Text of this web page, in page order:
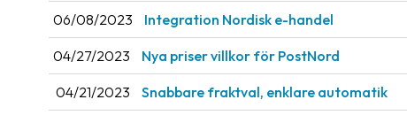
06/08/2023 Integration Nordisk e-handel
04/27/2023 Nya priser villkor för PostNord
04/21/2023 Snabbare fraktval, enklare automatik